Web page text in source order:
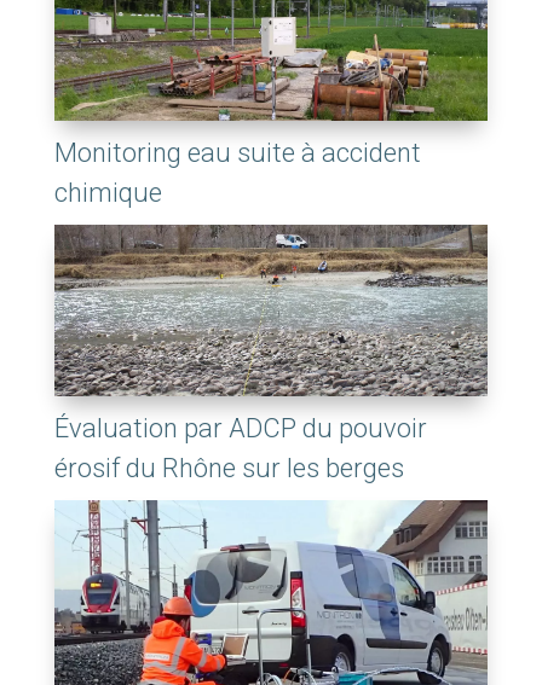
Monitoring eau suite à accident
chimique
Évaluation par ADCP du pouvoir
érosif du Rhône sur les berges